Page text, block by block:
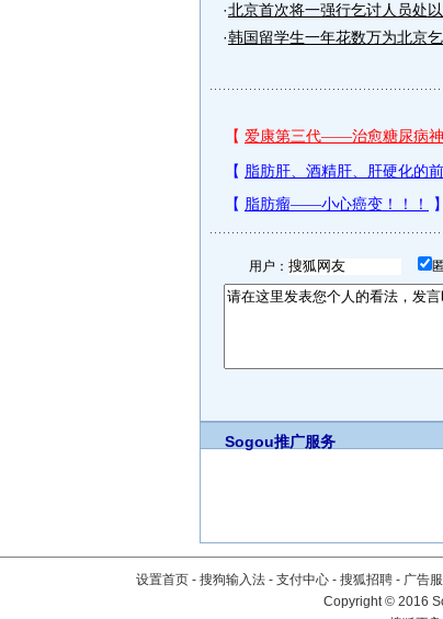
·北京首次将一强行乞讨人员处
·韩国留学生一年花数万为北京
用户：
Sogou推广服务
设置首页 - 搜狗输入法 - 支付中心 - 搜狐招聘 - 广告
Copyright©2016